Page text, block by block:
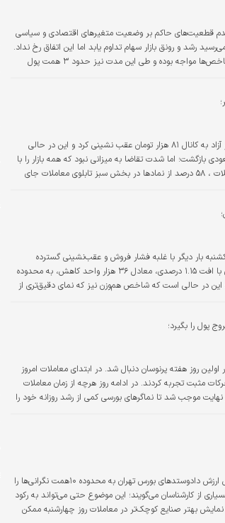
اقتصاد: بورس تهران در رویارویی با عدم قطعیت‌های حاکم بر وضعیت متغیرهای اقتصادی و سیاسی
رشد و رونق بازار سهام تداوم یابد اما این اتفاق رخ نداد.
بورس از ابتدای خردادماه با عقب نشینی شاخص‌ها مواجه بوده و طی این مدت نیز حدود ۳ همت پول
دنیای اقتصاد: پس از ۱۰ روز معاملاتی، دلار آزاد به کانال ۸۱ هزار تومان عقب نشینی کرد و این در حالی
بازگشت؛ اما شدت تقاضا به میزانی نبود که همه بازار را با
رشد همراه کند؛ به گونه‌­ای که در پایان معاملات ، ۵۸ درصد از نمادها در بخش سبز تابلوی معاملات جای
بار دیگر با غلبه فشار فروش و عقب‌نشینی گسترده
نماگرها مواجه شد. شاخص کل بورس تهران با افت ۱.۱۵ درصدی، معادل ۳۶ هزار واحد کاهش، به محدوده
نشست؛ این در حالی است که شاخص هم‌وزن نیز که نمای دقیق‌تری از
پول را بگیرد؛
دنیای اقتصاد: روند معاملات بورس تهران در اولین روز هفته پرنوسان دنبال شد. در ابتدای معاملات امروز
مثبت تجربه کردند. در ادامه روز هرچه از زمان معاملات
موجب شد تا نماگرهای بورسی کمی از رشد روزانه خود را
دنیای اقتصاد: در هفته‌ای که گذشت کاهش ارزش دادوستدهای بورس تهران به محدوده ۱۰همت نگرانی‌ها را
از کارشناسان می‌گویند؛ این موضوع حتی می‌تواند به رکود
بهتر صنایع کوچک‌تر در معاملات روز چهارشنبه ممکن